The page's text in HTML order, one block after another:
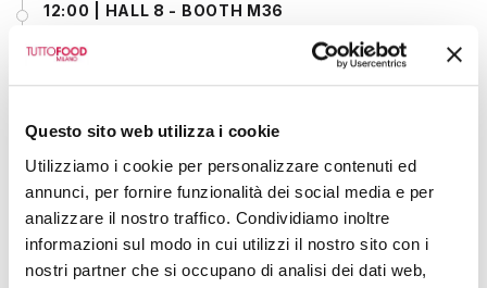
Questo sito web utilizza i cookie
Utilizziamo i cookie per personalizzare contenuti ed
annunci, per fornire funzionalità dei social media e per
analizzare il nostro traffico. Condividiamo inoltre
informazioni sul modo in cui utilizzi il nostro sito con i
nostri partner che si occupano di analisi dei dati web,
12:00 | HALL 8 - BOOTH M36
DOC S.R.L.
NETWORK AND GROWTH: Being Part of
Opportunities
12:00 | HALL 4 - BOOTH M13
PASTIFICIO GROPPI S.A.S.
Launch of “La Sugheria”, the Evolution of